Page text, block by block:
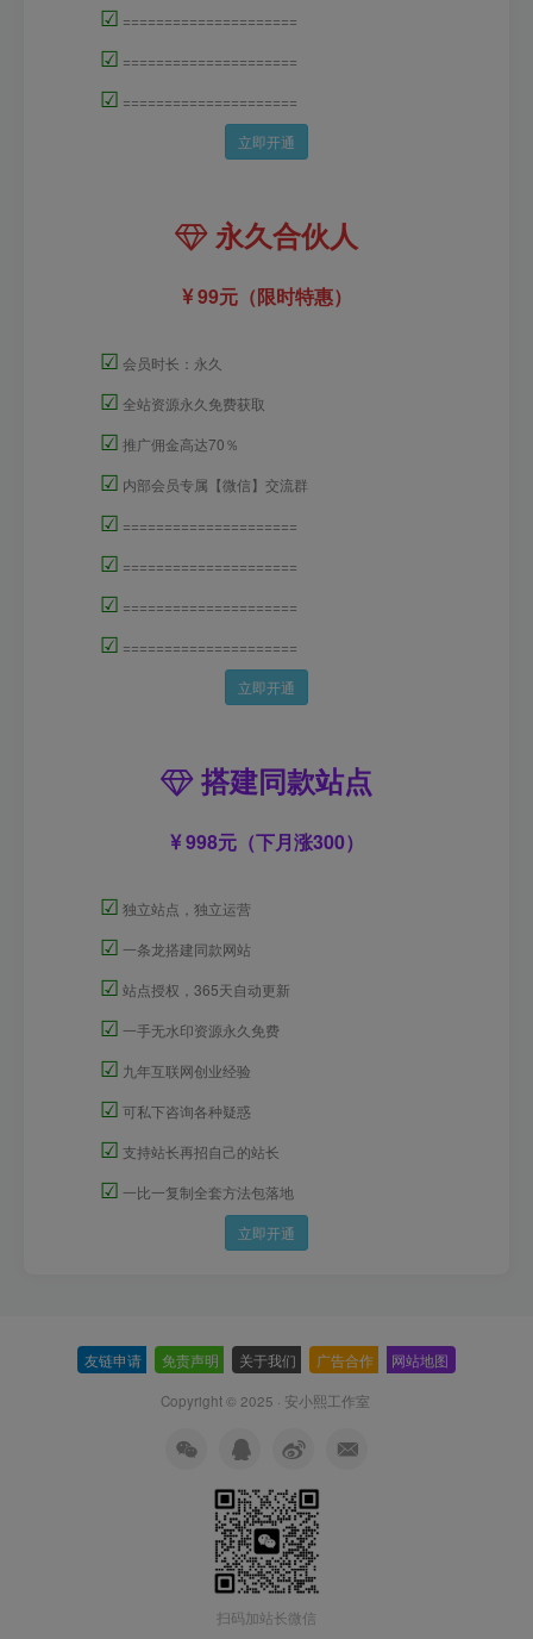
☑ =====================
☑ =====================
☑ =====================
立即开通
永久合伙人
99元（限时特惠）
☑ 会员时长：永久
☑ 全站资源永久免费获取
☑ 推广佣金高达70％
☑ 内部会员专属【微信】交流群
☑ =====================
☑ =====================
☑ =====================
☑ =====================
立即开通
搭建同款站点
998元（下月涨300）
☑ 独立站点，独立运营
☑ 一条龙搭建同款网站
☑ 站点授权，365天自动更新
☑ 一手无水印资源永久免费
☑ 九年互联网创业经验
☑ 可私下咨询各种疑惑
☑ 支持站长再招自己的站长
☑ 一比一复制全套方法包落地
立即开通
友链申请 免责声明 关于我们 广告合作 网站地图
Copyright © 2025 · 安小熙工作室
扫码加站长微信